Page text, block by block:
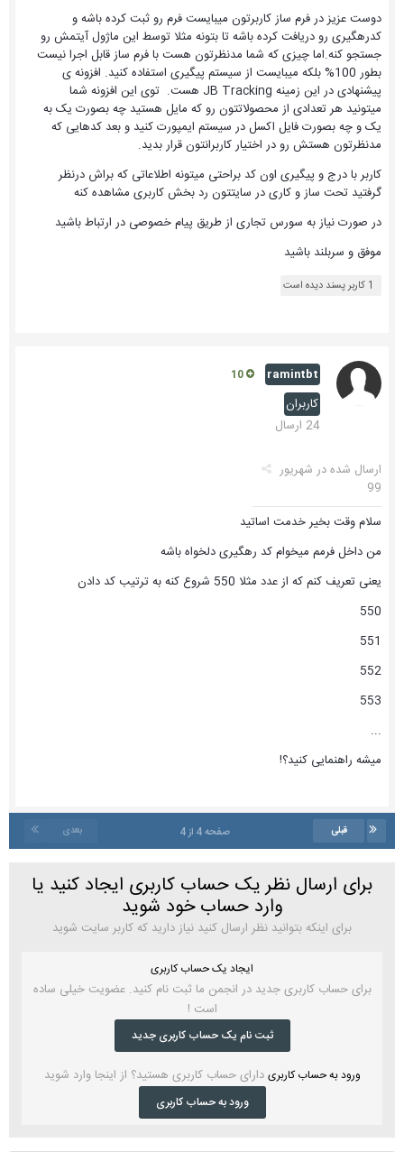
دوست عزیز در فرم ساز کاربرتون میبایست فرم رو ثبت کرده باشه و
کدرهگیری رو دریافت کرده باشه تا بتونه مثلا توسط این ماژول آیتمش رو
جستجو کنه.اما چیزی که شما مدنظرتون هست با فرم ساز قابل اجرا نیست
بطور 100% بلکه میبایست از سیستم پیگیری استفاده کنید. افزونه ی
پیشنهادی در این زمینه JB Tracking هست. توی این افزونه شما
میتونید هر تعدادی از محصولاتتون رو که مایل هستید چه بصورت یک به
یک و چه بصورت فایل اکسل در سیستم ایمپورت کنید و بعد کدهایی که
مدنظرتون هستش رو در اختیار کاربرانتون قرار بدید.
کاربر با درج و پیگیری اون کد براحتی میتونه اطلاعاتی که براش درنظر
گرفتید تحت ساز و کاری در سایتتون رد بخش کاربری مشاهده کنه
در صورت نیاز به سورس تجاری از طریق پیام خصوصی در ارتباط باشید
موفق و سربلند باشید
1 کاربر پسند دیده است
ramintbt
کاربران
24 ارسال
ارسال شده در شهریور
99
سلام وقت بخیر خدمت اساتید
من داخل فرمم میخوام کد رهگیری دلخواه باشه
یعنی تعریف کنم که از عدد مثلا 550 شروع کنه به ترتیب کد دادن
550
551
552
553
...
میشه راهنمایی کنید؟!
قبلی بعدی صفحه 4 از 4
برای ارسال نظر یک حساب کاربری ایجاد کنید یا
وارد حساب خود شوید
برای اینکه بتوانید نظر ارسال کنید نیاز دارید که کاربر سایت شوید
ایجاد یک حساب کاربری
برای حساب کاربری جدید در انجمن ما ثبت نام کنید. عضویت خیلی ساده
است !
ثبت نام یک حساب کاربری جدید
ورود به حساب کاربری دارای حساب کاربری هستید؟ از اینجا وارد شوید
ورود به حساب کاربری